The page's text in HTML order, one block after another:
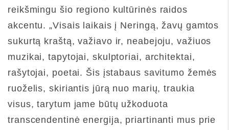
reikšmingu šio regiono kultūrinės raidos
akcentu. „Visais laikais į Neringą, žavų gamtos
sukurtą kraštą, važiavo ir, neabejoju, važiuos
muzikai, tapytojai, skulptoriai, architektai,
rašytojai, poetai. Šis įstabaus savitumo žemės
ruoželis, skiriantis jūrą nuo marių, traukia
visus, tarytum jame būtų užkoduota
transcendentinė energija, priartinanti mus prie